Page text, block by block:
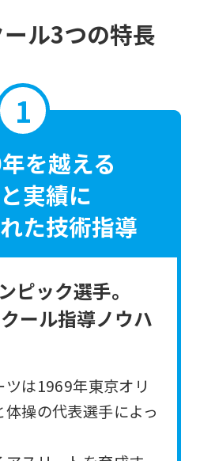
ル3つの特長
を越える
実績に
た技術指導
ピック選手。
ール指導ノウハ
は1969年東京オリ
操の代表選手によっ